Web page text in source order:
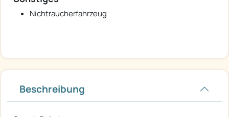
Nichtraucherfahrzeug
Beschreibung